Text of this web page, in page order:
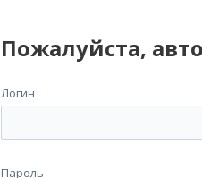
Пожалуйста,
Логин
Пароль